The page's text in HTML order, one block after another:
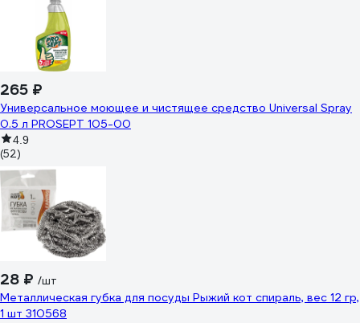
265 ₽
Универсальное моющее и чистящее средство Universal Spray
0.5 л PROSEPT 105-00
4.9
(52)
28 ₽ /шт
Металлическая губка для посуды Рыжий кот спираль, вес 12 гр,
1 шт 310568